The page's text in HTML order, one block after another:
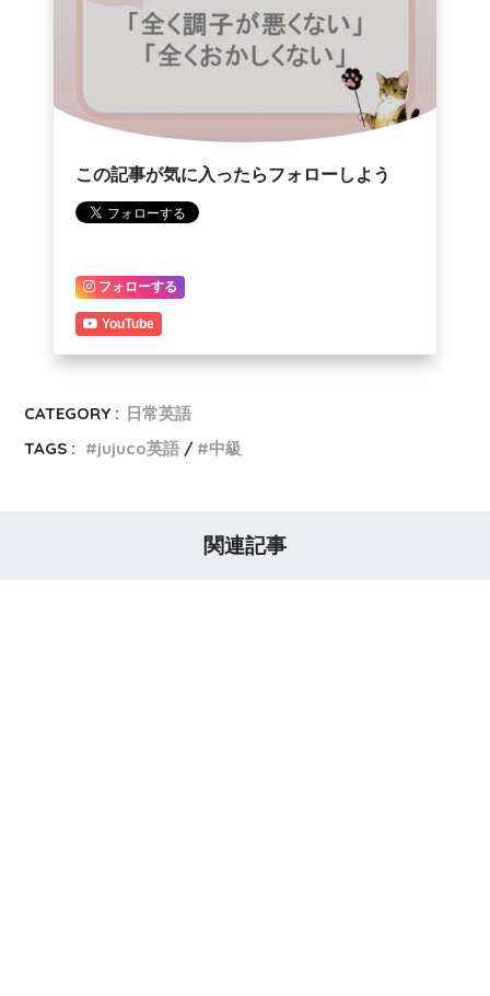
この記事が気に入ったらフォローしよう
フォローする
YouTube
CATEGORY : 日常英語
TAGS :
jujuco英語 中級
関連記事